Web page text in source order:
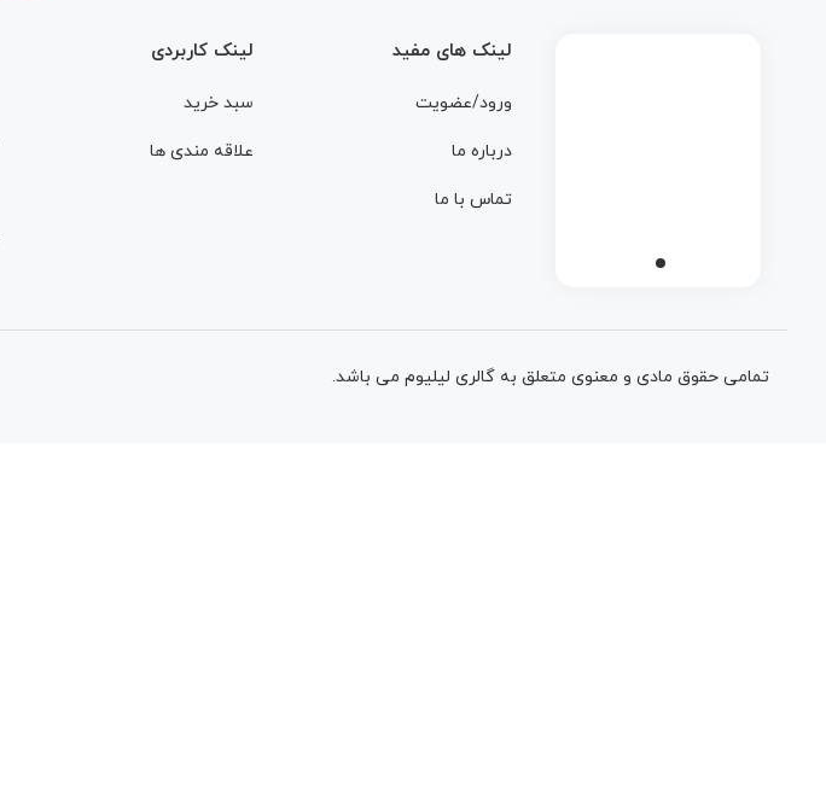
لینک های مفید
ورود/عضویت
درباره ما
تماس با ما
لینک کاربردی
سبد خرید
علاقه مندی ها
تمامی حقوق مادی و معنوی متعلق به گالری لیلیوم می باشد.